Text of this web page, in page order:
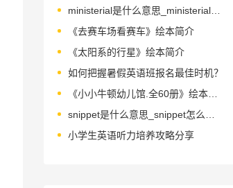
ministerial是什么意思_ministerial怎么读_音标ˌmɪnɪˈstɪərɪəl
《去赛车场看赛车》绘本简介
《太阳系的行星》绘本简介
如何把握暑假英语班报名最佳时机？
《小小牛顿幼儿馆.全60册》绘本简介
小学生英语听力培养攻略分享